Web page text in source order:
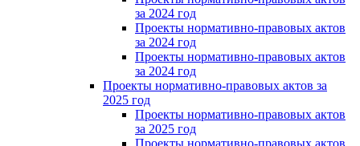
за 2024 год
Проекты нормативно-правовых актов
за 2024 год
Проекты нормативно-правовых актов
за 2024 год
Проекты нормативно-правовых актов за
2025 год
Проекты нормативно-правовых актов
за 2025 год
Проекты нормативно-правовых актов